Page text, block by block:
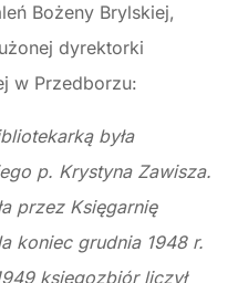
Bożeny Brylskiej,
dyrektorki
w Przedborzu:
była
p. Krystyna Zawisza.
przez Księgarnię
koniec grudnia 1948 r.
księgozbiór liczył